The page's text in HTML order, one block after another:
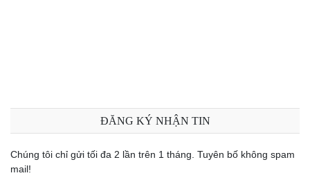
ĐĂNG KÝ NHẬN TIN
Chúng tôi chỉ gửi tối đa 2 lần trên 1 tháng. Tuyên bố không spam
mail!